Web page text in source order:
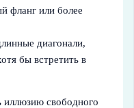
фланг или более
диагонали,
бы встретить в
иллюзию свободного